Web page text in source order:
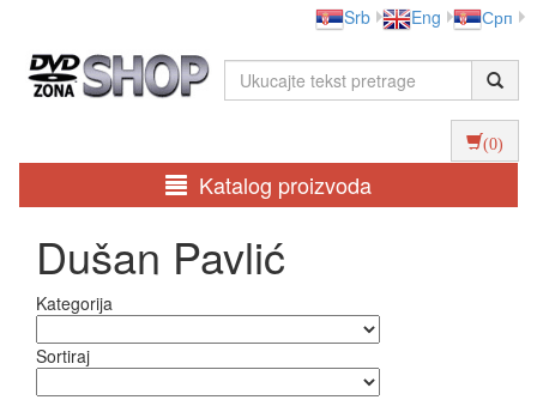
Srb Eng Срп
(0)
Katalog proizvoda
Dušan Pavlić
Kategorija
Sortiraj